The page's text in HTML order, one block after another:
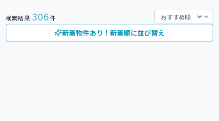
検索結果 306件
新着物件あり！新着順に並び替え